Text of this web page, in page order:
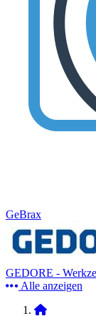
GeBrax
GEDORE -
Alle anzeigen